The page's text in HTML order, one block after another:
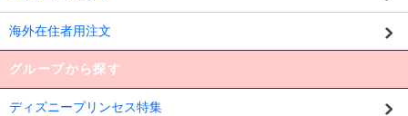
海外在住者用注文
グループから探す
ディズニープリンセス特集